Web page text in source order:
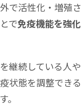
で活性化・増殖
で免疫機能を強
継続している人
状態を調整でき
。